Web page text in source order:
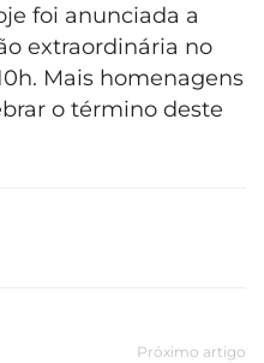
foi anunciada a
extraordinária no
Mais homenagens
o término deste
Próximo artigo